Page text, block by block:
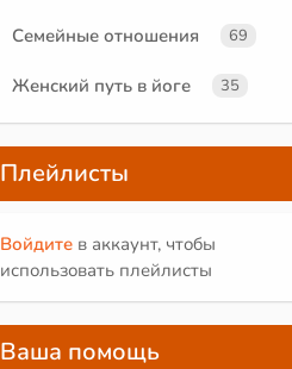
Семейные отношения 69
Женский путь в йоге 35
Плейлисты
Войдите в аккаунт, чтобы
использовать плейлисты
Ваша помощь